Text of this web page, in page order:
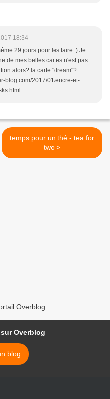
18:34
29 jours pour les faire :) Je
de mes belles cartes n'est pas
alors? la carte "dream"?
blog.com/2017/01/encre-et-
temps pour un thé - tea for
two >
Overblog
Overblog
blog